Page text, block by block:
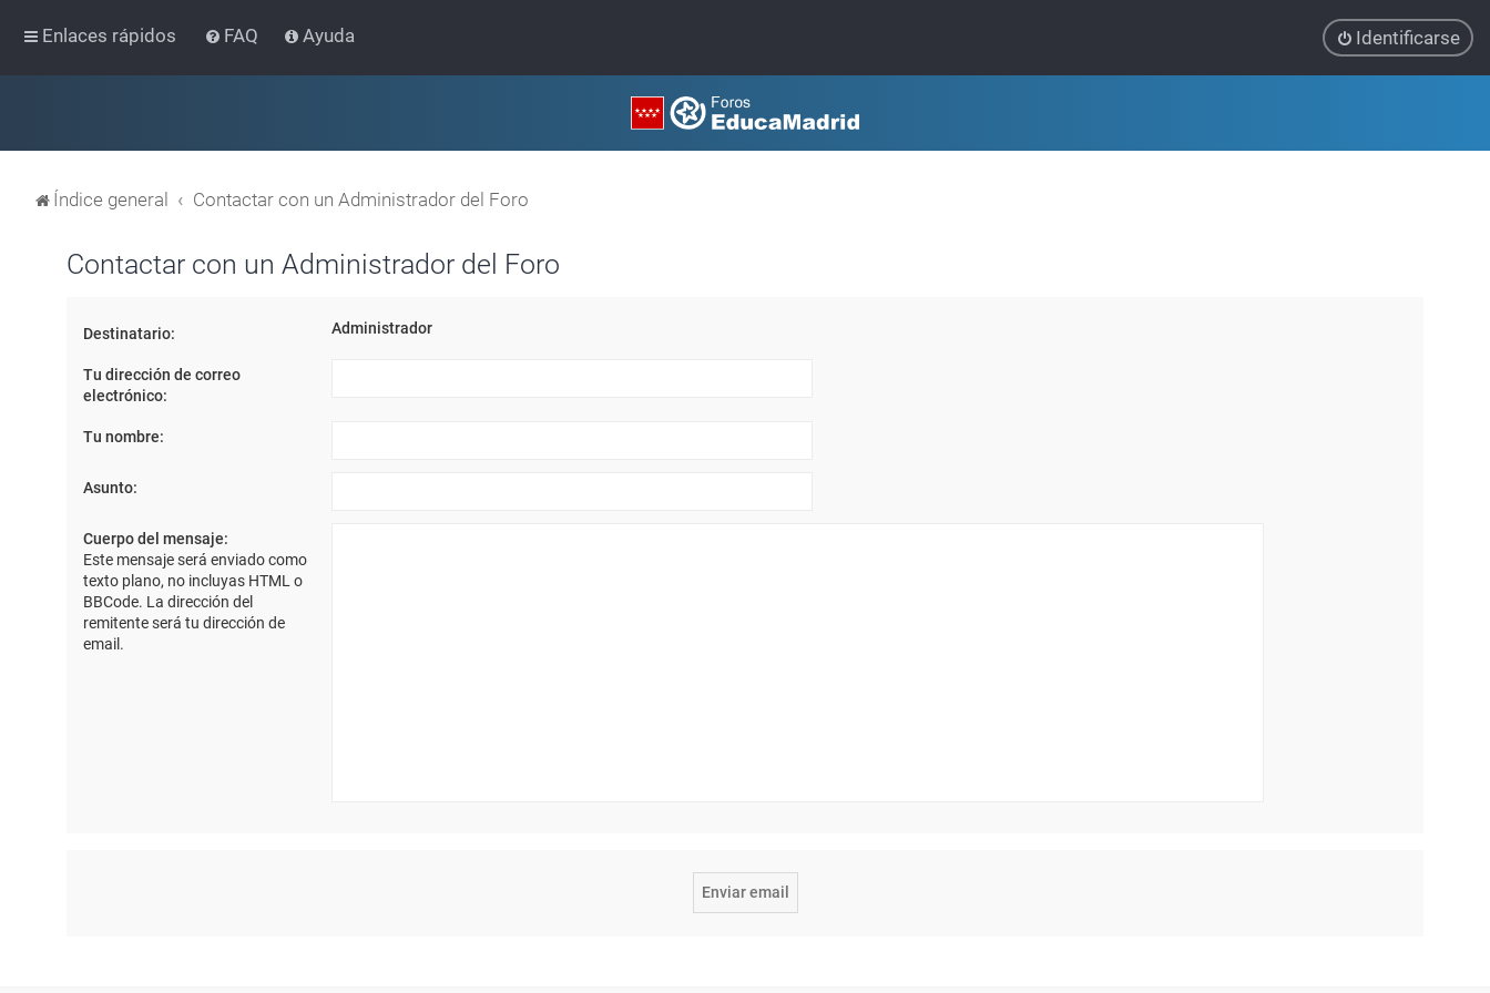
Enlaces rápidos FAQ Ayuda Identificarse
Índice general Contactar con un Administrador del Foro
Contactar con un Administrador del Foro
Destinatario: Administrador
Tu dirección de correo
electrónico:
Tu nombre:
Asunto:
Cuerpo del mensaje:
Este mensaje será enviado como
texto plano, no incluyas HTML o
BBCode. La dirección del
remitente será tu dirección de
email.